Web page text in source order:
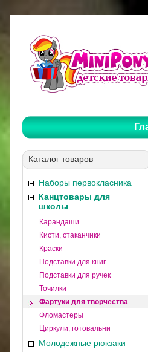
Каталог товаров
Наборы первокласника
Канцтовары для
школы
Карандаши
Кисти, стаканчики
Краски
Подставки для книг
Подставки для ручек
Точилки
Фартуки для творчества
Фломастеры
Циркули, готовальни
Молодежные рюкзаки